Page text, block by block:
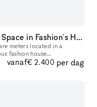
Versatile 600 sqm Ex-Industrial Space in Fashion's Heart
meters located in a
fashion house
offers a unique style,
vanaf€ 2.400 per dag